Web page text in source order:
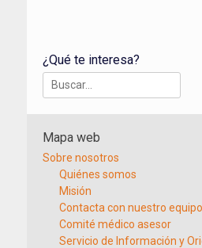
¿Qué te interesa?
Buscar:
Mapa web
Sobre nosotros
Quiénes somos
Misión
Contacta con nuestro equipo
Comité médico asesor
Servicio de Información y